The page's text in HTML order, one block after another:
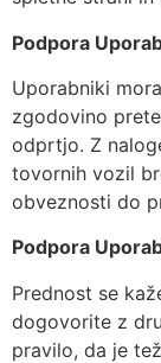
Podpora
Uporabniki
zgodovino
odprtjo. Z
tovornih vozil
obveznosti do
Podpora
Prednost se
dogovorite z
pravilo, da je